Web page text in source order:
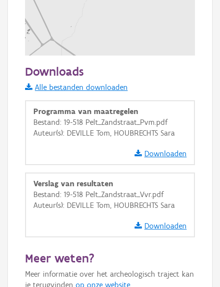
Informatie Vlaanderen
i
+ −
Basis Lagen
GRB-Basiskaart
GRB-Basiskaart in grijswaarden
Downloads
Alle bestanden downloaden
Programma van maatregelen
Bestand: 19-518 Pelt_Zandstraat_Pvm.pdf
Auteur(s): DEVILLE Tom, HOUBRECHTS Sara
Downloaden
Verslag van resultaten
Bestand: 19-518 Pelt_Zandstraat_Vvr.pdf
Auteur(s): DEVILLE Tom, HOUBRECHTS Sara
Downloaden
Meer weten?
Meer informatie over het archeologisch traject kan
je terugvinden op onze website